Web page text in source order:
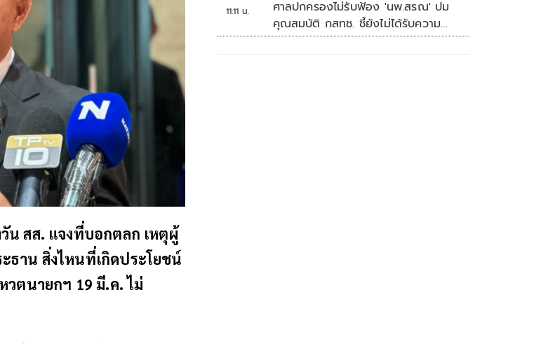
น สส. แจงที่บอกตลก เหตุผู้
ธาน สิ่งไหนที่เกิดประโยชน์
วตนายกฯ 19 มี.ค. ไม่
11:11 น.
ศาลปกครองไม่รับฟ้อง 'นพ.สรณ' ปม
คุณสมบัติ กสทช. ชี้ยังไม่ได้รับความ
เดือดร้อนเสียหาย